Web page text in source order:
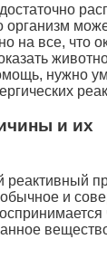
организм
на все, что
нужно
и их
реактивный
обычное и